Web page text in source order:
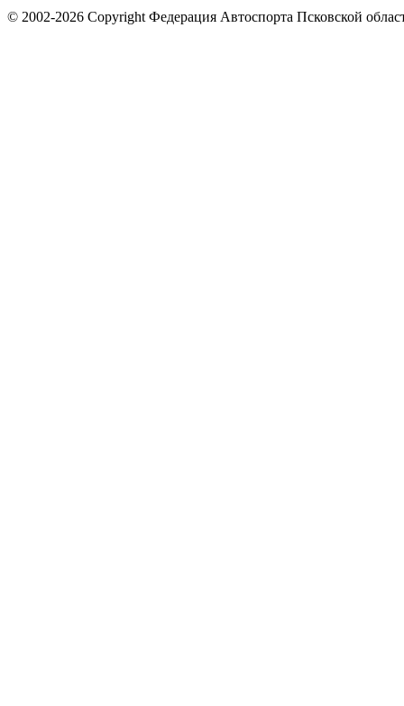
© 2002-2026 Copyright Федерация Автоспорта Псковской